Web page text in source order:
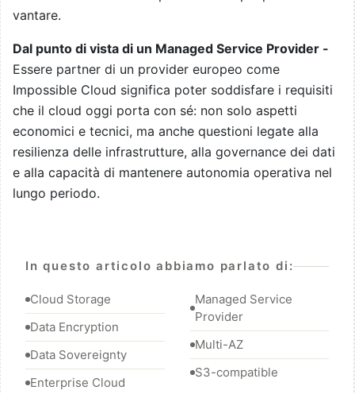
vantare.
Dal punto di vista di un Managed Service Provider -
Essere partner di un provider europeo come
Impossible Cloud significa poter soddisfare i requisiti
che il cloud oggi porta con sé: non solo aspetti
economici e tecnici, ma anche questioni legate alla
resilienza delle infrastrutture, alla governance dei dati
e alla capacità di mantenere autonomia operativa nel
lungo periodo.
In questo articolo abbiamo parlato di:
Cloud Storage
Data Encryption
Data Sovereignty
Enterprise Cloud
Managed Service
Provider
Multi-AZ
S3-compatible